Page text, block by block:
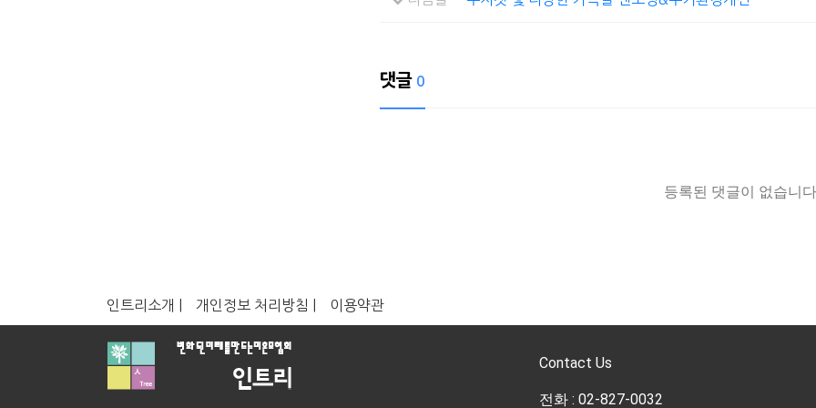
댓글 0
등록된 댓글이 없습니
인트리소개 | 개인정보 처리방침 | 이용약관
Contact Us
전화 : 02-827-0032